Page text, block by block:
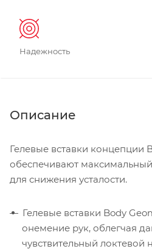
Надежность
Описание
Гелевые вставки концепции
обеспечивают
для снижения усталости.
Гелевые вставки Body
онемение рук, облегчая
чувствительный локтевой